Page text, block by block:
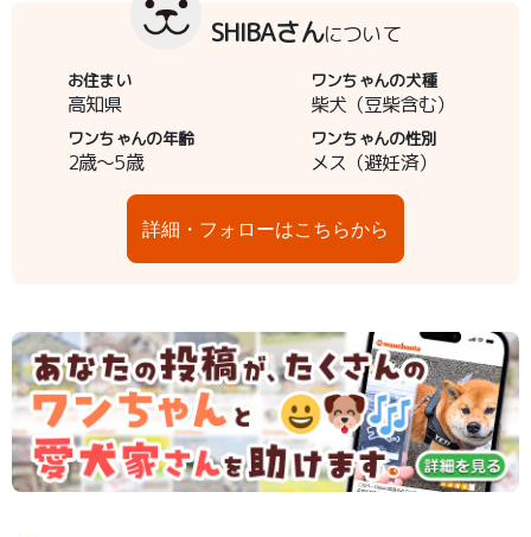
SHIBAさんについて
お住まい
高知県
ワンちゃんの犬種
柴犬（豆柴含む）
ワンちゃんの年齢
2歳～5歳
ワンちゃんの性別
メス（避妊済）
詳細・フォローはこちらから